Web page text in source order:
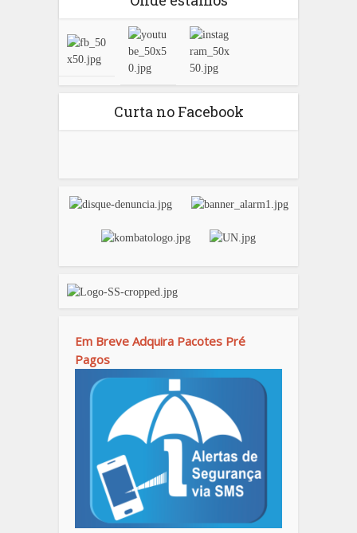
Curta no Facebook
Em Breve Adquira Pacotes Pré
Pagos